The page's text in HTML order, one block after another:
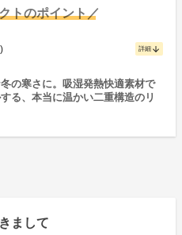
トのポイント／
詳細 arrow_downward
の寒さに。吸湿発熱快適素材で
る、本当に温かい二重構造のリ
まして